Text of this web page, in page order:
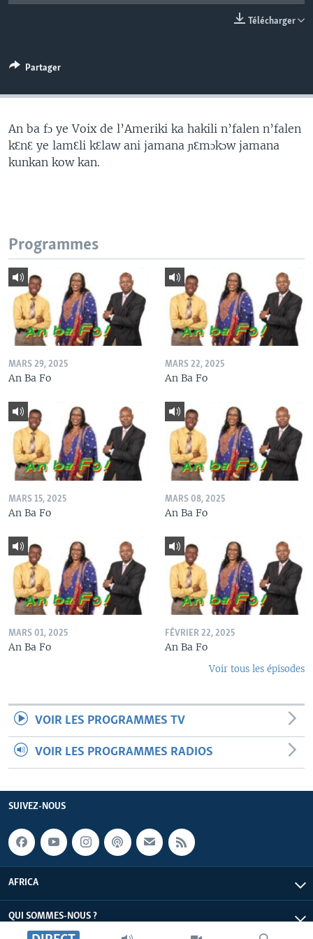
Télécharger
Partager
An ba fɔ ye Voix de l’Ameriki ka hakili n’falen n’falen
kƐnƐ ye lamƐli kƐlaw ani jamana ɲƐmɔkɔw jamana
kunkan kow kan.
Programmes
MARS 29, 2025
An Ba Fo
MARS 22, 2025
An Ba Fo
MARS 15, 2025
An Ba Fo
MARS 08, 2025
An Ba Fo
MARS 01, 2025
An Ba Fo
FÉVRIER 22, 2025
An Ba Fo
Voir tous les épisodes
VOIR LES PROGRAMMES TV
VOIR LES PROGRAMMES RADIOS
SUIVEZ-NOUS
AFRICA
QUI SOMMES-NOUS ?